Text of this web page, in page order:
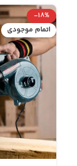
-18%
اتمام موجودی